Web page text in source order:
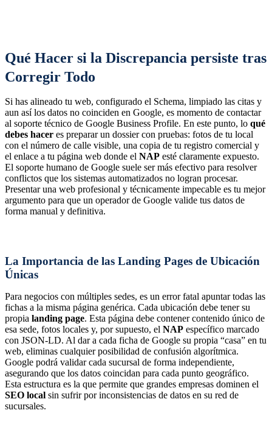
Qué Hacer si la Discrepancia persiste tras
Corregir Todo
Si has alineado tu web, configurado el Schema, limpiado las citas y
aun así los datos no coinciden en Google, es momento de contactar
al soporte técnico de Google Business Profile. En este punto, lo qué
debes hacer es preparar un dossier con pruebas: fotos de tu local
con el número de calle visible, una copia de tu registro comercial y
el enlace a tu página web donde el NAP esté claramente expuesto.
El soporte humano de Google suele ser más efectivo para resolver
conflictos que los sistemas automatizados no logran procesar.
Presentar una web profesional y técnicamente impecable es tu mejor
argumento para que un operador de Google valide tus datos de
forma manual y definitiva.
La Importancia de las Landing Pages de Ubicación
Únicas
Para negocios con múltiples sedes, es un error fatal apuntar todas las
fichas a la misma página genérica. Cada ubicación debe tener su
propia landing page. Esta página debe contener contenido único de
esa sede, fotos locales y, por supuesto, el NAP específico marcado
con JSON-LD. Al dar a cada ficha de Google su propia “casa” en tu
web, eliminas cualquier posibilidad de confusión algorítmica.
Google podrá validar cada sucursal de forma independiente,
asegurando que los datos coincidan para cada punto geográfico.
Esta estructura es la que permite que grandes empresas dominen el
SEO local sin sufrir por inconsistencias de datos en su red de
sucursales.